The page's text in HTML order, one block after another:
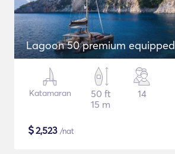
Lagoon 50 premium equipped
Katamaran
50 ft
15 m
14
$2,523 /nat